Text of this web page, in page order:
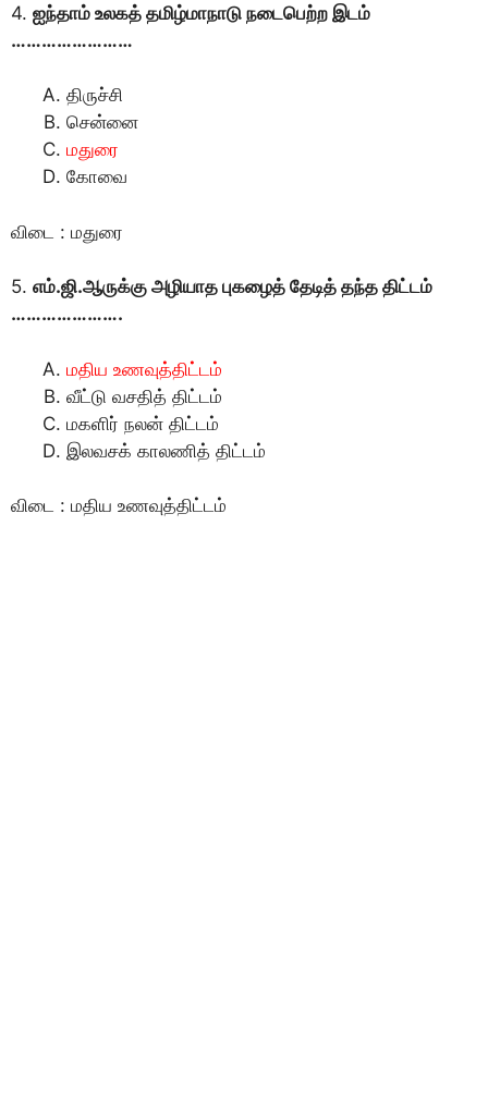
4. ஐந்தாம் உலகத் தமிழ்மாநாடு நடைபெற்ற இடம்
……………………
திருச்சி
சென்னை
மதுரை
கோவை
விடை : மதுரை
5. எம்.ஜி.ஆருக்கு அழியாத புகழைத் தேடித் தந்த திட்டம்
………………….
மதிய உணவுத்திட்டம்
வீட்டு வசதித் திட்டம்
மகளிர் நலன் திட்டம்
இலவசக் காலணித் திட்டம்
விடை : மதிய உணவுத்திட்டம்